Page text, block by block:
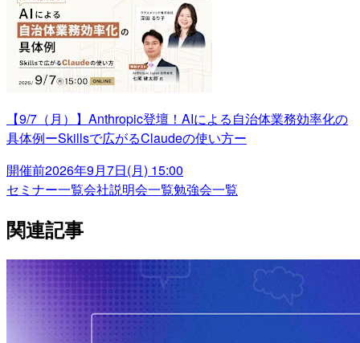
【9/7（月）】Anthropic登壇！AIによる自治体業務効率化の
具体例ーSkillsで広がるClaudeの使い方ー
開催前2026年9月7日(月) 15:00
セミナー一覧会社説明会一覧勉強会一覧
関連記事